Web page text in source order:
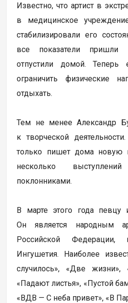
Известно, что артист в
в медицинское
стабилизировали его
все показатели
отпустили домой. Теперь
ограничить физические
отдыхать.
Тем не менее Александр
к творческой
только пишет дома новую
несколько
поклонниками.
В марте этого года певцу
Он является народным
Российской
Ингушетия. Наиболее
случилось», «Две жизни»,
«Падают листья», «Пустой
«ВДВ — С неба привет», «В